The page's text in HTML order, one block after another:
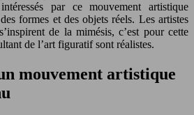
par ce mouvement artistique
formes et des objets réels. Les artistes
de la mimésis, c’est pour cette
de l’art figuratif sont réalistes.
mouvement artistique